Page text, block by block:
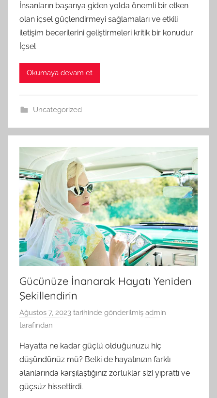
İnsanların başarıya giden yolda önemli bir etken
olan içsel güçlendirmeyi sağlamaları ve etkili
iletişim becerilerini geliştirmeleri kritik bir konudur.
İçsel
Okumaya devam et
Uncategorized
Gücünüze İnanarak Hayatı Yeniden
Şekillendirin
Ağustos 7, 2023 tarihinde gönderilmiş admin
tarafından
Hayatta ne kadar güçlü olduğunuzu hiç
düşündünüz mü? Belki de hayatınızın farklı
alanlarında karşılaştığınız zorluklar sizi yıprattı ve
güçsüz hissettirdi.